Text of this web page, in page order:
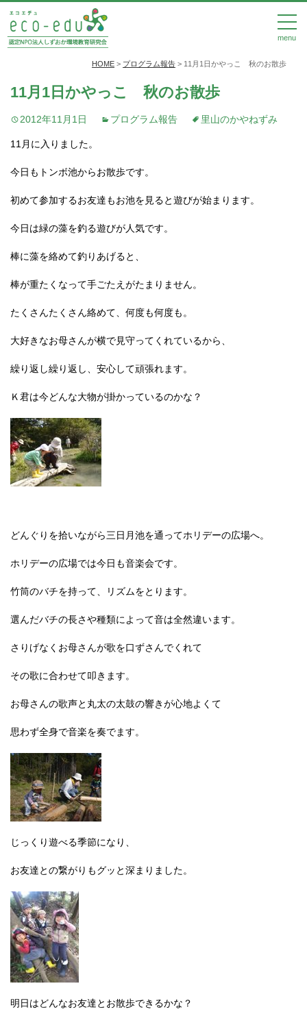
menu
HOME > プログラム報告 > 11月1日かやっこ 秋のお散歩
11月1日かやっこ 秋のお散歩
2012年11月1日 プログラム報告 里山のかやねずみ
11月に入りました。
今日もトンボ池からお散歩です。
初めて参加するお友達もお池を見ると遊びが始まります。
今日は緑の藻を釣る遊びが人気です。
棒に藻を絡めて釣りあげると、
棒が重たくなって手ごたえがたまりません。
たくさんたくさん絡めて、何度も何度も。
大好きなお母さんが横で見守ってくれているから、
繰り返し繰り返し、安心して頑張れます。
Ｋ君は今どんな大物が掛かっているのかな？
どんぐりを拾いながら三日月池を通ってホリデーの広場へ。
ホリデーの広場では今日も音楽会です。
竹筒のバチを持って、リズムをとります。
選んだバチの長さや種類によって音は全然違います。
さりげなくお母さんが歌を口ずさんでくれて
その歌に合わせて叩きます。
お母さんの歌声と丸太の太鼓の響きが心地よくて
思わず全身で音楽を奏でます。
じっくり遊べる季節になり、
お友達との繋がりもグッと深まりました。
明日はどんなお友達とお散歩できるかな？